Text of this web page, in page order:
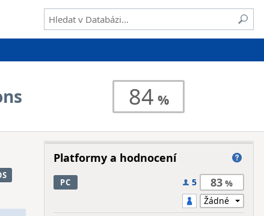
84
Platformy a hodnocení
PC 5 83